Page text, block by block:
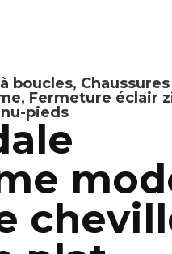
boucles, Chaussures
, Fermeture éclair
pieds